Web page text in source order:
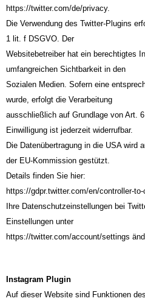
https://twitter.com/de/privacy.
Die Verwendung des Twitter-Plugins
1 lit. f DSGVO. Der
Websitebetreiber hat ein berechtigtes
umfangreichen Sichtbarkeit in den
Sozialen Medien. Sofern eine
wurde, erfolgt die Verarbeitung
ausschließlich auf Grundlage von Art.
Einwilligung ist jederzeit widerrufbar.
Die Datenübertragung in die USA wird
der EU-Kommission gestützt.
Details finden Sie hier:
https://gdpr.twitter.com/en/controller-
Ihre Datenschutzeinstellungen bei
Einstellungen unter
https://twitter.com/account/settings
Instagram Plugin
Auf dieser Website sind Funktionen